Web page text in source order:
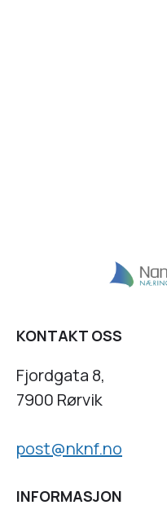
KONTAKT OSS
Fjordgata 8,
7900 Rørvik
post@nknf.no
INFORMASJON